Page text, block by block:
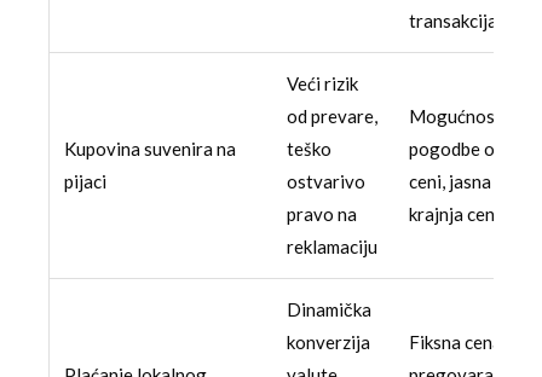
transakcija
Kupovina suvenira na
pijaci
Veći rizik
od prevare,
teško
ostvarivo
pravo na
reklamaciju
Mogućnost
pogodbe o
ceni, jasna
krajnja cena
Dinamička
konverzija
Fiksna cena,